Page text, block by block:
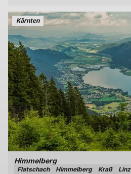
Kärnten
Himmelberg
Flatschach Himmelberg Kraß Linz